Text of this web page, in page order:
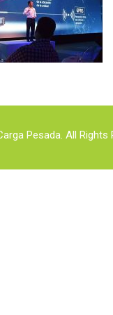
Pesada. All Rights